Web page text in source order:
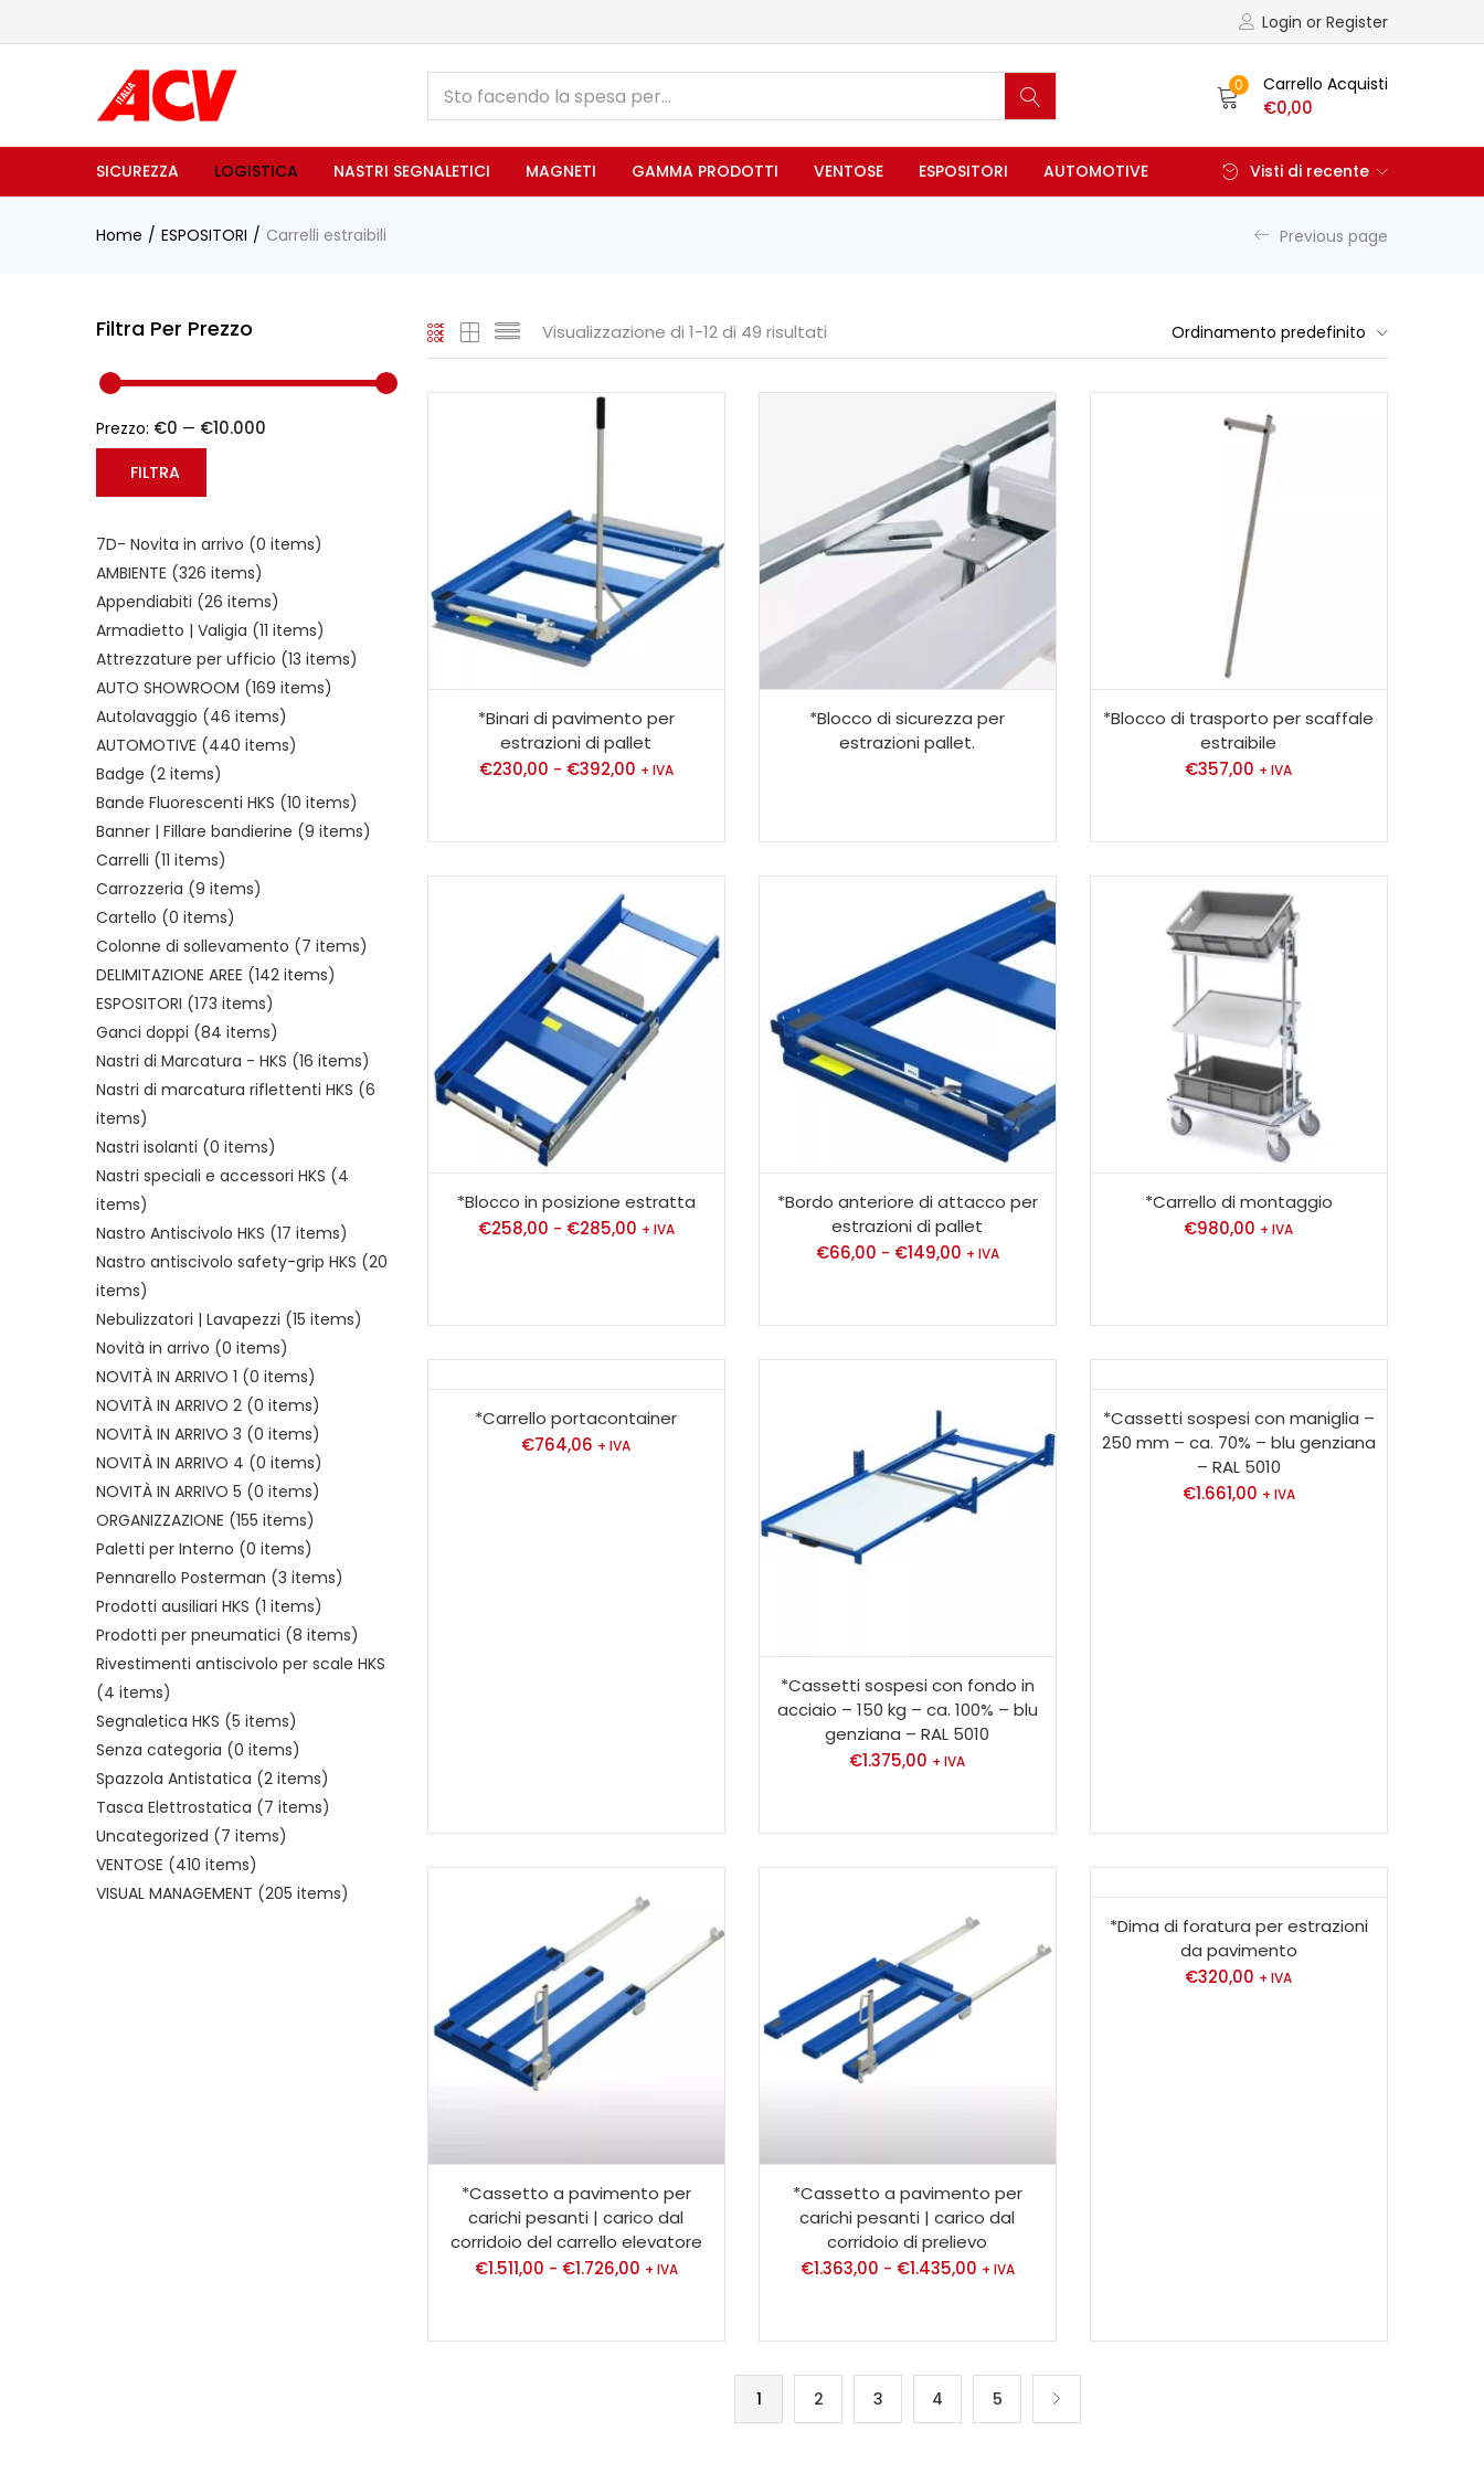
Login or Register
0 Carrello Acquisti
€0,00
SICUREZZA LOGISTICA NASTRI SEGNALETICI MAGNETI GAMMA PRODOTTI VENTOSE ESPOSITORI AUTOMOTIVE Visti di recente
Home ESPOSITORI Carrelli estraibili Previous page
Visualizzazione di 1-12 di 49 risultati Ordinamento predefinito
*Binari di pavimento per
estrazioni di pallet
€230,00 - €392,00 + IVA
*Blocco di sicurezza per
estrazioni pallet.
*Blocco di trasporto per scaffale
estraibile
€357,00 + IVA
*Blocco in posizione estratta
€258,00 - €285,00 + IVA
*Bordo anteriore di attacco per
estrazioni di pallet
€66,00 - €149,00 + IVA
*Carrello di montaggio
€980,00 + IVA
*Carrello portacontainer
€764,06 + IVA
*Cassetti sospesi con fondo in
acciaio – 150 kg – ca. 100% – blu
genziana – RAL 5010
€1.375,00 + IVA
*Cassetti sospesi con maniglia –
250 mm – ca. 70% – blu genziana
– RAL 5010
€1.661,00 + IVA
*Cassetto a pavimento per
carichi pesanti | carico dal
corridoio del carrello elevatore
€1.511,00 - €1.726,00 + IVA
*Cassetto a pavimento per
carichi pesanti | carico dal
corridoio di prelievo
€1.363,00 - €1.435,00 + IVA
*Dima di foratura per estrazioni
da pavimento
€320,00 + IVA
1 2 3 4 5
Filtra Per Prezzo
FILTRA
Prezzo: €0 — €10.000
7D- Novita in arrivo (0 items)
AMBIENTE (326 items)
Appendiabiti (26 items)
Armadietto | Valigia (11 items)
Attrezzature per ufficio (13 items)
AUTO SHOWROOM (169 items)
Autolavaggio (46 items)
AUTOMOTIVE (440 items)
Badge (2 items)
Bande Fluorescenti HKS (10 items)
Banner | Fillare bandierine (9 items)
Carrelli (11 items)
Carrozzeria (9 items)
Cartello (0 items)
Colonne di sollevamento (7 items)
DELIMITAZIONE AREE (142 items)
ESPOSITORI (173 items)
Ganci doppi (84 items)
Nastri di Marcatura - HKS (16 items)
Nastri di marcatura riflettenti HKS (6
items)
Nastri isolanti (0 items)
Nastri speciali e accessori HKS (4
items)
Nastro Antiscivolo HKS (17 items)
Nastro antiscivolo safety-grip HKS (20
items)
Nebulizzatori | Lavapezzi (15 items)
Novità in arrivo (0 items)
NOVITÀ IN ARRIVO 1 (0 items)
NOVITÀ IN ARRIVO 2 (0 items)
NOVITÀ IN ARRIVO 3 (0 items)
NOVITÀ IN ARRIVO 4 (0 items)
NOVITÀ IN ARRIVO 5 (0 items)
ORGANIZZAZIONE (155 items)
Paletti per Interno (0 items)
Pennarello Posterman (3 items)
Prodotti ausiliari HKS (1 items)
Prodotti per pneumatici (8 items)
Rivestimenti antiscivolo per scale HKS
(4 items)
Segnaletica HKS (5 items)
Senza categoria (0 items)
Spazzola Antistatica (2 items)
Tasca Elettrostatica (7 items)
Uncategorized (7 items)
VENTOSE (410 items)
VISUAL MANAGEMENT (205 items)